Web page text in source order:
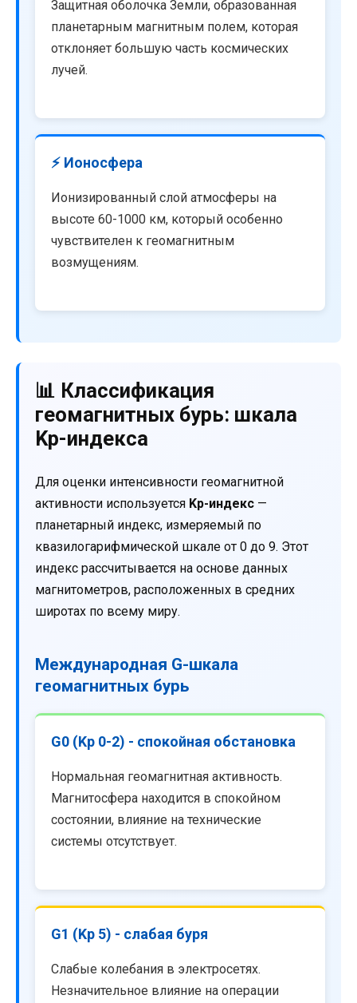
Защитная оболочка Земли, образованная
планетарным магнитным полем, которая
отклоняет большую часть космических
лучей.
⚡ Ионосфера
Ионизированный слой атмосферы на
высоте 60-1000 км, который особенно
чувствителен к геомагнитным
возмущениям.
📊 Классификация
геомагнитных бурь: шкала
Kp-индекса
Для оценки интенсивности геомагнитной
активности используется Kp-индекс —
планетарный индекс, измеряемый по
квазилогарифмической шкале от 0 до 9. Этот
индекс рассчитывается на основе данных
магнитометров, расположенных в средних
широтах по всему миру.
Международная G-шкала
геомагнитных бурь
G0 (Kp 0-2) - спокойная обстановка
Нормальная геомагнитная активность.
Магнитосфера находится в спокойном
состоянии, влияние на технические
системы отсутствует.
G1 (Kp 5) - слабая буря
Слабые колебания в электросетях.
Незначительное влияние на операции